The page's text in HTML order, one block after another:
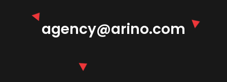
agency@arino.com